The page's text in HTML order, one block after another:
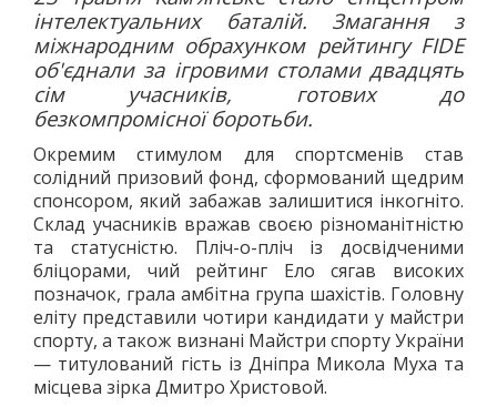
інтелектуальних баталій. Змагання з
міжнародним обрахунком рейтингу FIDE
об'єднали за ігровими столами двадцять
сім учасників, готових до
безкомпромісної боротьби.
Окремим стимулом для спортсменів став
солідний призовий фонд, сформований щедрим
спонсором, який забажав залишитися інкогніто.
Склад учасників вражав своєю різноманітністю
та статусністю. Пліч-о-пліч із досвідченими
бліцорами, чий рейтинг Ело сягав високих
позначок, грала амбітна група шахістів. Головну
еліту представили чотири кандидати у майстри
спорту, а також визнані Майстри спорту України
— титулований гість із Дніпра Микола Муха та
місцева зірка Дмитро Христовой.